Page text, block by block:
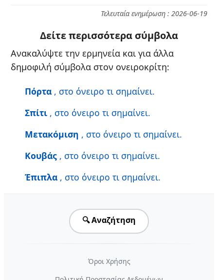
Τελευταία ενημέρωση : 2026-06-19
Δείτε περισσότερα σύμβολα
Ανακαλύψτε την ερμηνεία και για άλλα
δημοφιλή σύμβολα στον ονειροκρίτη:
Πόρτα , στο όνειρο τι σημαίνει.
Σπίτι , στο όνειρο τι σημαίνει.
Μετακόμιση , στο όνειρο τι σημαίνει.
Κουβάς , στο όνειρο τι σημαίνει.
Έπιπλα , στο όνειρο τι σημαίνει.
🔍 Αναζήτηση
Όροι Χρήσης